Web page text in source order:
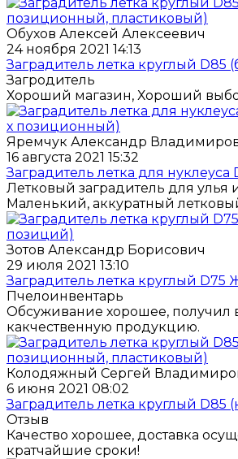
Обухов Алексей Алексеевич
24 ноября 2021 14:13
Заградитель летка круглый D85
Загродитель
Хороший магазин, Хороший
Яремчук Александр
16 августа 2021 15:32
Заградитель летка для нуклеуса
Летковый заградитель для улья
Маленький, аккуратный
Зотов Александр Борисович
29 июля 2021 13:10
Заградитель летка круглый D75
Пчелоинвентарь
Обсуживание хорошее, получил
какчественную продукцию.
Колодяжный Сергей
6 июня 2021 08:02
Заградитель летка круглый D85
Отзыв
Качество хорошее, доставка
кратчайшие сроки!